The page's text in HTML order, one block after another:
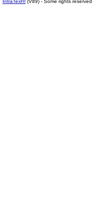
IntraText®(V89) - Some rights reserved